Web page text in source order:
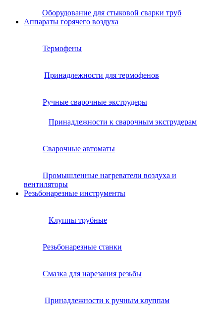
Оборудование для стыковой сварки труб
Аппараты горячего воздуха
Термофены
Принадлежности для термофенов
Ручные сварочные экструдеры
Принадлежности к сварочным экструдерам
Сварочные автоматы
Промышленные нагреватели воздуха и
вентиляторы
Резьбонарезные инструменты
Клуппы трубные
Резьбонарезные станки
Смазка для нарезания резьбы
Принадлежности к ручным клуппам